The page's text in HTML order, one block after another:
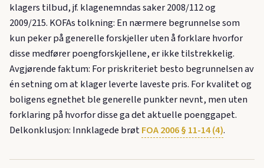
klagers tilbud, jf. klagenemndas saker 2008/112 og
2009/215. KOFAs tolkning: En nærmere begrunnelse som
kun peker på generelle forskjeller uten å forklare hvorfor
disse medfører poengforskjellene, er ikke tilstrekkelig.
Avgjørende faktum: For priskriteriet besto begrunnelsen av
én setning om at klager leverte laveste pris. For kvalitet og
boligens egnethet ble generelle punkter nevnt, men uten
forklaring på hvorfor disse ga det aktuelle poenggapet.
Delkonklusjon: Innklagede brøtFOA 2006 § 11-14 (4).